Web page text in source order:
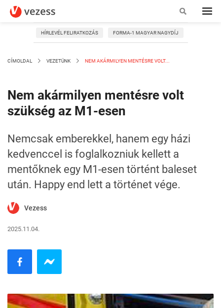
HÍRLEVÉL FELIRATKOZÁS FORMA-1 MAGYAR NAGYDÍJ
CÍMOLDAL VEZETÜNK NEM AKÁRMILYEN MENTÉSRE VOLT...
Nem akármilyen mentésre volt
szükség az M1-esen
Nemcsak emberekkel, hanem egy házi
kedvenccel is foglalkozniuk kellett a
mentőknek egy M1-esen történt baleset
után. Happy end lett a történet vége.
Vezess
2025.11.04.